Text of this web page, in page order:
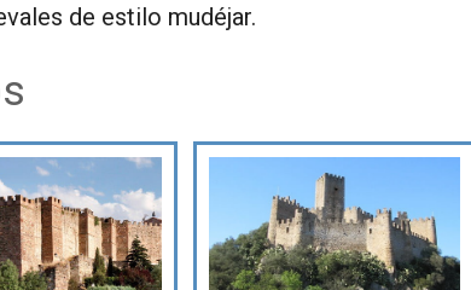
de estilo mudéjar.